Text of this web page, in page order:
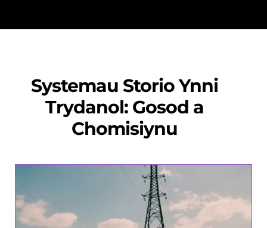
Systemau Storio Ynni
Trydanol: Gosod a
Chomisiynu